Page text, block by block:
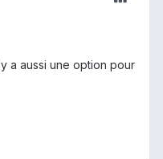
a aussi une option pour